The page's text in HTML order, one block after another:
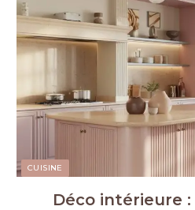
CUISINE
Déco intérieure :